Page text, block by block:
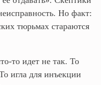
Но факт:
тюрьмах стараются
то идет не так. То
игла для инъекции